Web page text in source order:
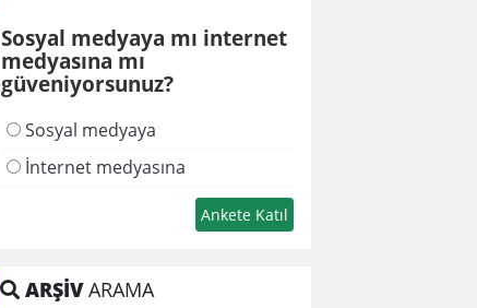
Sosyal medyaya mı internet
medyasına mı
güveniyorsunuz?
Sosyal medyaya
İnternet medyasına
ARŞİVARAMA